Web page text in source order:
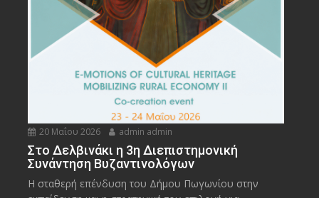
20 Μαΐου 2026 admin admin
Στο Δελβινάκι η 3η Διεπιστημονική
Συνάντηση Βυζαντινολόγων
Η σταθερή επένδυση του Δήμου Πωγωνίου στην